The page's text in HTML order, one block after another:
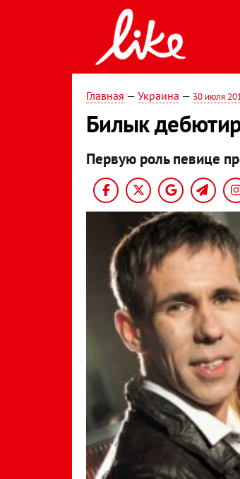
Главная — Украина — 30 июля
Билык
Первую роль певице